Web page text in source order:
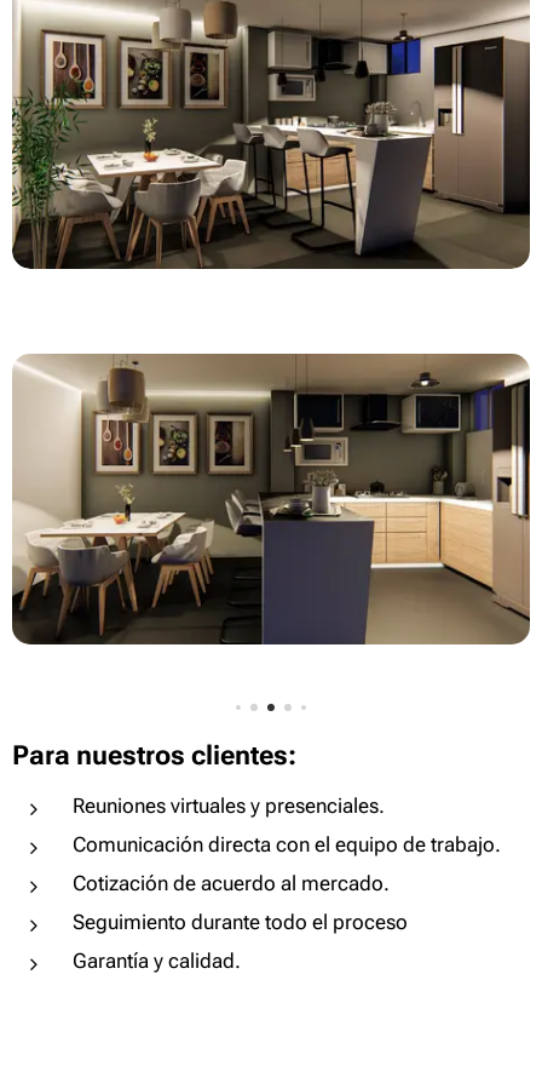
Para nuestros clientes:
Reuniones virtuales y presenciales.
Comunicación directa con el equipo de trabajo.
Cotización de acuerdo al mercado.
Seguimiento durante todo el proceso
Garantía y calidad.